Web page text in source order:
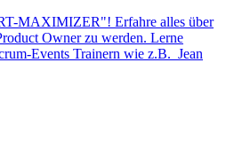
MAXIMIZER"! Erfahre alles über
Owner zu werden. Lerne
Events Trainern wie z.B. Jean